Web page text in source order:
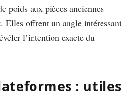
poids aux pièces anciennes
Elles offrent un angle intéressant
l’intention exacte du
: utiles